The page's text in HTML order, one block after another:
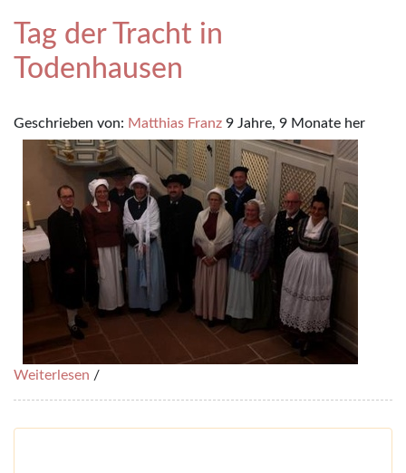
Tag der Tracht in
Todenhausen
Geschrieben von: Matthias Franz 9 Jahre, 9 Monate her
Weiterlesen /